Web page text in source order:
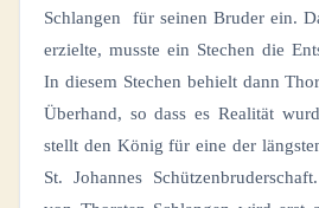
Schlangen für seinen Bruder ein.
erzielte, musste ein Stechen die
In diesem Stechen behielt dann
Überhand, so dass es Realität
stellt den König für eine der
St. Johannes